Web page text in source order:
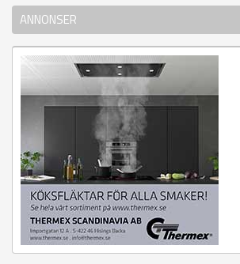
ANNONSER